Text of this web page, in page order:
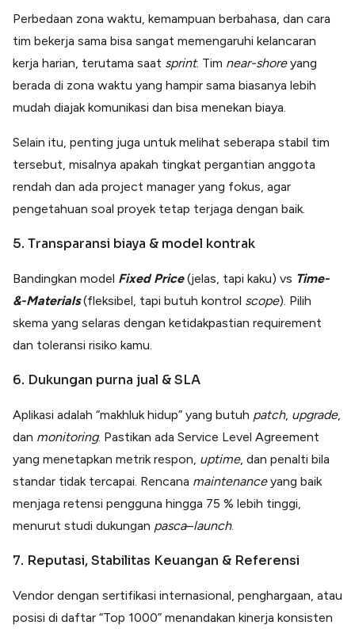
Perbedaan zona waktu, kemampuan berbahasa, dan cara
tim bekerja sama bisa sangat memengaruhi kelancaran
kerja harian, terutama saat sprint. Tim near-shoreyang
berada di zona waktu yang hampir sama biasanya lebih
mudah diajak komunikasi dan bisa menekan biaya.
Selain itu, penting juga untuk melihat seberapa stabil tim
tersebut, misalnya apakah tingkat pergantian anggota
rendah dan ada project manager yang fokus, agar
pengetahuan soal proyek tetap terjaga dengan baik.
5. Transparansi biaya & model kontrak
Bandingkan model Fixed Price(jelas, tapi kaku) vs Time-
&-Materials(fleksibel, tapi butuh kontrol scope). Pilih
skema yang selaras dengan ketidakpastian requirement
dan toleransi risiko kamu.
6. Dukungan purna jual & SLA
Aplikasi adalah “makhluk hidup” yang butuh patch, upgrade,
dan monitoring. Pastikan ada Service Level Agreement
yang menetapkan metrik respon, uptime, dan penalti bila
standar tidak tercapai. Rencana maintenanceyang baik
menjaga retensi pengguna hingga 75 % lebih tinggi,
menurut studi dukungan pasca–launch.
7. Reputasi, Stabilitas Keuangan & Referensi
Vendor dengan sertifikasi internasional, penghargaan, atau
posisi di daftar “Top 1000” menandakan kinerja konsisten